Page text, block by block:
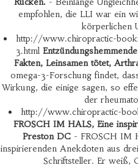
empfohlen, die LLI war ein
körperlichen
http://www.chiropractic-
3.html
Fakten, Leinsamen tötet,
omega-3-Forschung findet,
Wirkung, die einige sagen, so
der
http://www.chiropractic-
FROSCH IM HALS, Eine
Preston DC - FROSCH IM
inspirierenden Anekdoten aus
Schriftsteller. Er weiß,